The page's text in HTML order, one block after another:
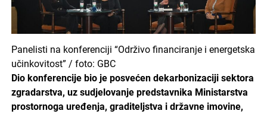
Panelisti na konferenciji “Održivo financiranje i energetska
učinkovitost” / foto: GBC
Dio konferencije bio je posvećen dekarbonizaciji sektora
zgradarstva, uz sudjelovanje predstavnika Ministarstva
prostornoga uređenja, graditeljstva i državne imovine,